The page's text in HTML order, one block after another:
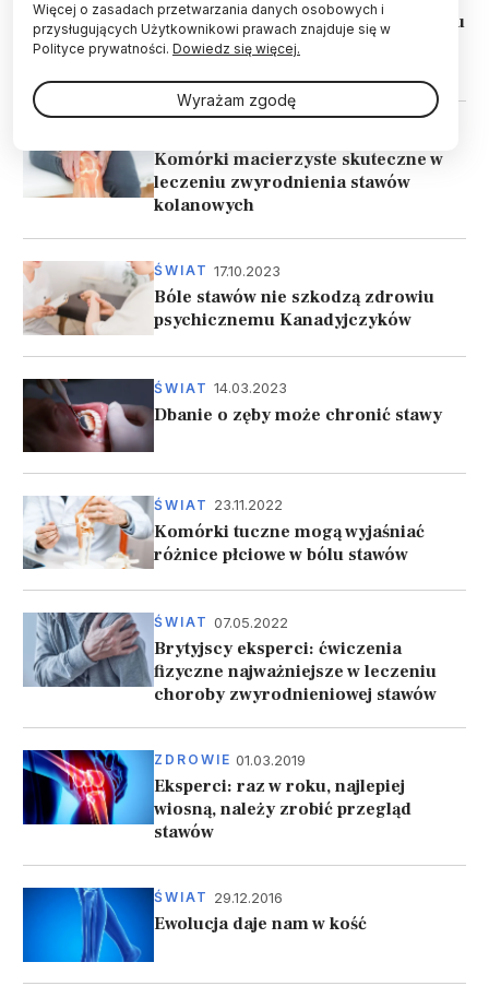
Przełom w leczeniu schorzeń układu
ruchu: będzie można regenerować
Komórki macierzyste skuteczne w
leczeniu zwyrodnienia stawów
kolanowych
ŚWIAT 17.10.2023
Bóle stawów nie szkodzą zdrowiu
psychicznemu Kanadyjczyków
ŚWIAT 14.03.2023
Dbanie o zęby może chronić stawy
ŚWIAT 23.11.2022
Komórki tuczne mogą wyjaśniać
różnice płciowe w bólu stawów
ŚWIAT 07.05.2022
Brytyjscy eksperci: ćwiczenia
fizyczne najważniejsze w leczeniu
choroby zwyrodnieniowej stawów
ZDROWIE 01.03.2019
Eksperci: raz w roku, najlepiej
wiosną, należy zrobić przegląd
stawów
ŚWIAT 29.12.2016
Ewolucja daje nam w kość
Więcej o zasadach przetwarzania danych osobowych i
przysługujących Użytkownikowi prawach znajduje się w
Polityce prywatności. Dowiedz się więcej.
Wyrażam zgodę